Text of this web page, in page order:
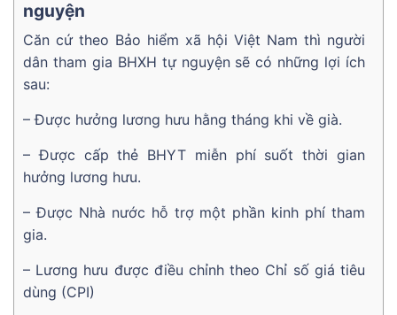
nguyện
Căn cứ theo Bảo hiểm xã hội Việt Nam thì người
dân tham gia BHXH tự nguyện sẽ có những lợi ích
sau:
– Được hưởng lương hưu hằng tháng khi về già.
– Được cấp thẻ BHYT miễn phí suốt thời gian
hưởng lương hưu.
– Được Nhà nước hỗ trợ một phần kinh phí tham
gia.
– Lương hưu được điều chỉnh theo Chỉ số giá tiêu
dùng (CPI)